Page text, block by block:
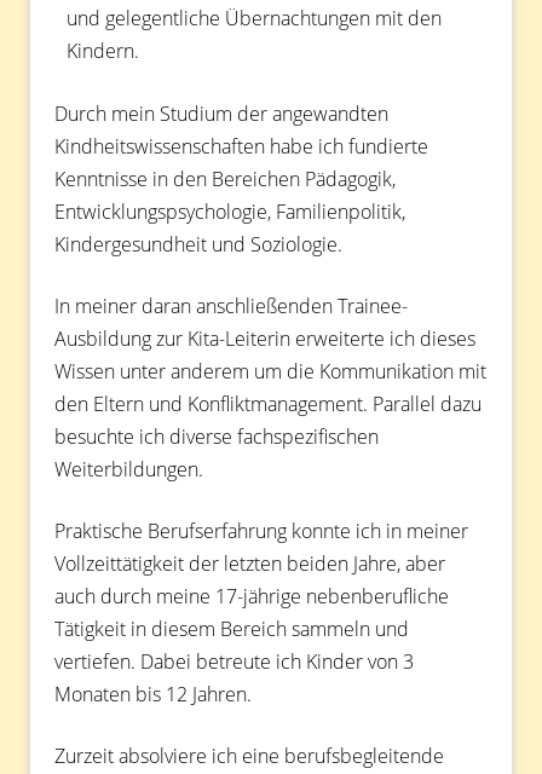
und gelegentliche Übernachtungen mit den
Kindern.
Durch mein Studium der angewandten
Kindheitswissenschaften habe ich fundierte
Kenntnisse in den Bereichen Pädagogik,
Entwicklungspsychologie, Familienpolitik,
Kindergesundheit und Soziologie.
In meiner daran anschließenden Trainee-
Ausbildung zur Kita-Leiterin erweiterte ich dieses
Wissen unter anderem um die Kommunikation mit
den Eltern und Konfliktmanagement. Parallel dazu
besuchte ich diverse fachspezifischen
Weiterbildungen.
Praktische Berufserfahrung konnte ich in meiner
Vollzeittätigkeit der letzten beiden Jahre, aber
auch durch meine 17-jährige nebenberufliche
Tätigkeit in diesem Bereich sammeln und
vertiefen. Dabei betreute ich Kinder von 3
Monaten bis 12 Jahren.
Zurzeit absolviere ich eine berufsbegleitende